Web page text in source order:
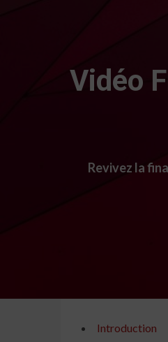
Vidéo
Revivez la
Introduction